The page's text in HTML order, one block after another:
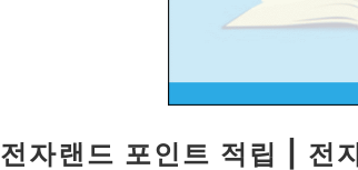
전자랜드 포인트 적립 | 전